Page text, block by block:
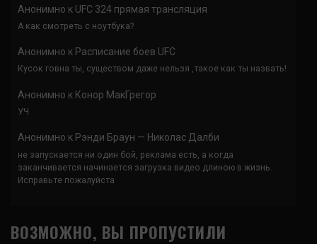
Анонимно к UFC 324 прямая трансляция
А как смотреть с ноутбука?
Анонимно к Расписание боев UFC
Кусок говна ты, существом даже нельзя ,такое как ты назвать!
Анонимно к Конор МакГрегор
УЧ
Анонимно к Рэнди Браун — Николас Далби
не запускается ни один бой, реклама есть, а когда
заканчивается начинается загрузка видео длиною в жизнь.
Исправьте пожалуйста
ВОЗМОЖНО, ВЫ ПРОПУСТИЛИ